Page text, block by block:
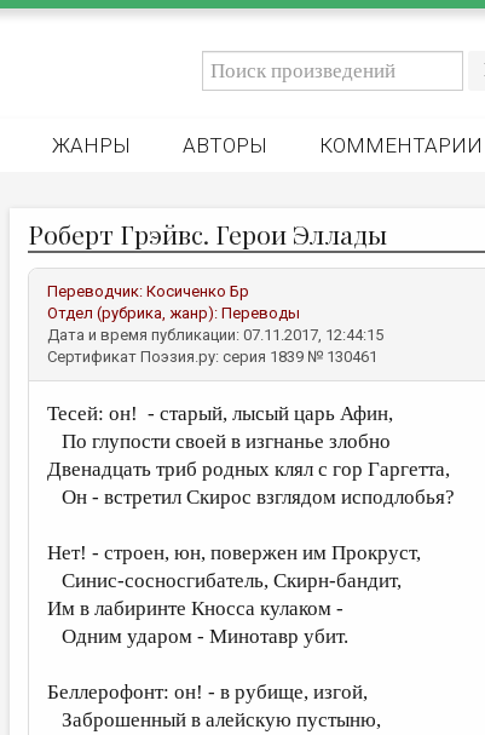
ЖАНРЫ АВТОРЫ КОММЕНТАРИИ
Роберт Грэйвс. Герои Эллады
Переводчик: Косиченко Бр
Отдел (рубрика, жанр): Переводы
Дата и время публикации: 07.11.2017, 12:44:15
Сертификат Поэзия.ру: серия 1839 № 130461
Тесей: он! - старый, лысый царь Афин,
По глупости своей в изгнанье злобно
Двенадцать триб родных клял с гор Гаргетта,
Он - встретил Скирос взглядом исподлобья?
Нет! - строен, юн, повержен им Прокруст,
Синис-сосносгибатель, Скирн-бандит,
Им в лабиринте Кносса кулаком -
Одним ударом - Минотавр убит.
Беллерофонт: он! - в рубище, изгой,
Заброшенный в алейскую пустыню,